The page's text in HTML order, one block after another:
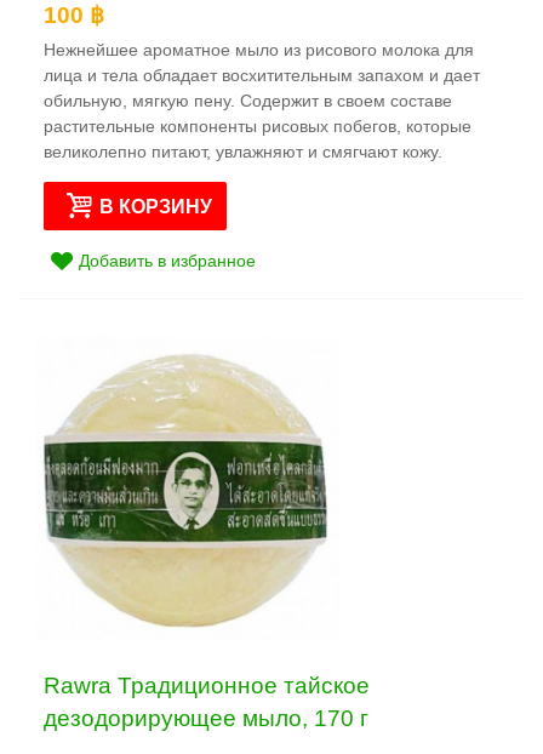
100 ฿
Нежнейшее ароматное мыло из рисового молока для
лица и тела обладает восхитительным запахом и дает
обильную, мягкую пену. Содержит в своем составе
растительные компоненты рисовых побегов, которые
великолепно питают, увлажняют и смягчают кожу.
В КОРЗИНУ
Добавить в избранное
Rawra Традиционное тайское
дезодорирующее мыло, 170 г